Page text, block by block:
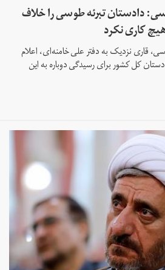
دادستان تبرئه طوسی را خلاف
کاری نکرد
قاری نزدیک به دفتر علی خامنه‌ای، اعلام
کل کشور برای رسیدگی دوباره به این